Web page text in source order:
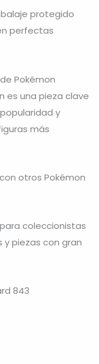
protegido
perfectas
Pokémon
es una pieza clave
y
más
otros Pokémon
coleccionistas
y piezas con gran
843